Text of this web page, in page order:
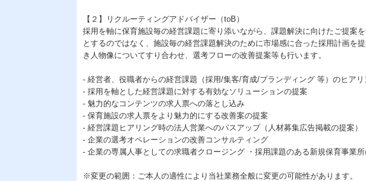
【２】リクルーティングアドバイザー（toB）
採用を軸に保育施設毎の経営課題に寄り添いながら、課題解決に向けたご提案
とするのではなく、施設毎の経営課題解決のために市場感に合った採用計画を
き人物像についてすり合わせ、選考フローの改善提案等も行います。
- 経営者、役職者からの経営課題（採用/集客/育成/ブランディング 等）のヒアリ
- 採用を軸とした経営課題に対する有効なソリューションの提案
- 魅力的なコンテンツの求人票への落とし込み
- 保育施設の求人票をより魅力的にする改善案の提案
- 経営課題ヒアリング時の法人営業へのパスアップ（人材募集広告掲載の提案）
- 企業の選考オペレーションの改善コンサルティング
- 企業の専属人事としての求職者クロージング ・採用課題のある新規保育事業
※変更の範囲：ご本人の適性により当社業務全般に変更の可能性があります。